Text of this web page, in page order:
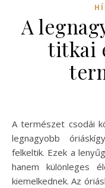
A
titkai
A természet csodái közé tartoznak a kígyók, különösen a
legnagyobb
felkeltik. Ezek a
hanem különleges
kiemelkednek. Az